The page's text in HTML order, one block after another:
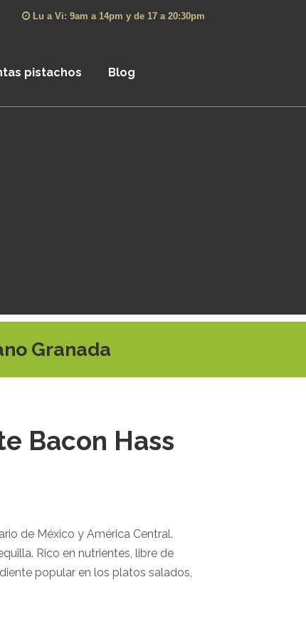
Lu a Vi: 9am a 14pm y de 17 a 20:30pm
pistachos Blog
Granada
Bacon Hass
de México y América Central.
Rico en nutrientes, libre de
popular en los platos salados,